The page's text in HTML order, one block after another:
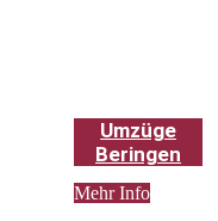
Umzüge
Beringen
Mehr Info